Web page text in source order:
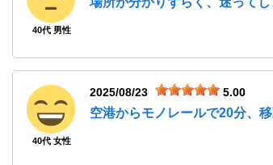
40代 男性
40代 女性
2025/08/23 5.00
空港からモノレールで20分、